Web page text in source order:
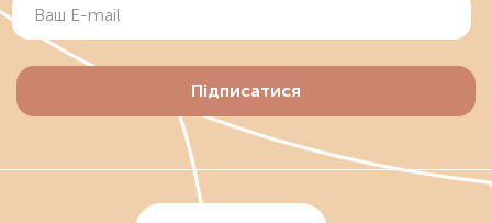
Підписатися